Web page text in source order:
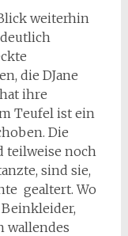
weiterhin
die DJane
ihre
Teufel ist ein
Die
teilweise noch
sind sie,
gealtert. Wo
wallendes